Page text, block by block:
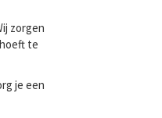
zorgen
te
je een